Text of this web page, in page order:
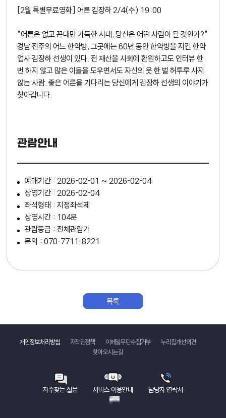
[2월 특별무료영화] 어른 김장하 2/4(수) 19:00
"어른은 없고 꼰대만 가득한 시대, 당신은 어떤 사람이 될 것인가?"
경남 진주의 어느 한약방, 그곳에는 60년 동안 한약방을 지킨 한약
업사 김장하 선생이 있다. 전 재산을 사회에 환원하고도 인터뷰 한
번 하지 않고 많은 이들을 도우면서도 자신의 옷 한 벌 허투루 사지
않는 사람. 좋은 어른을 기다리는 당신에게 김장하 선생의 이야기가
찾아갑니다.
관람안내
예매기간 : 2026-02-01 ~ 2026-02-04
상영기간 : 2026-02-04
좌석형태 : 지정좌석제
상영시간 : 104분
관람등급 : 전체관람가
문의 : 070-7711-8221
목록
개인정보처리방침 저작권정책 이메일무단수집거부
누리집개선의견
찾아오시는길
자주찾는 질문 서비스 이용안내 담당자 연락처